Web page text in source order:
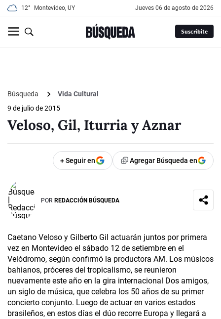
12° Montevideo, UY jueves 06 de agosto de 2026
Suscribite
Búsqueda
Vida Cultural
9 de julio de 2015
Veloso, Gil, Iturria y Aznar
+ Seguir en Agregar Búsqueda en
POR REDACCIÓN BÚSQUEDA
Caetano Veloso y Gilberto Gil actuarán juntos por primera
vez en Montevideo el sábado 12 de setiembre en el
Velódromo, según confirmó la productora AM. Los músicos
bahianos, próceres del tropicalismo, se reunieron
nuevamente este año en la gira internacional Dos amigos,
un siglo de música, que celebra los 50 años de su primer
concierto conjunto. Luego de actuar en varios estados
brasileños, en estos días el dúo recorre Europa y llegará a